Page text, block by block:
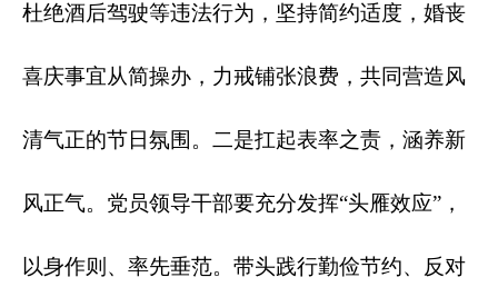
杜绝酒后驾驶等违法行为，坚持简约适度，婚丧
喜庆事宜从简操办，力戒铺张浪费，共同营造风
清气正的节日氛围。二是扛起表率之责，涵养新
风正气。党员领导干部要充分发挥“头雁效应”，
以身作则、率先垂范。带头践行勤俭节约、反对